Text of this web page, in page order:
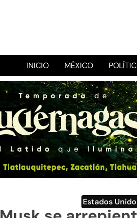
INICIO MÉXICO
Estados